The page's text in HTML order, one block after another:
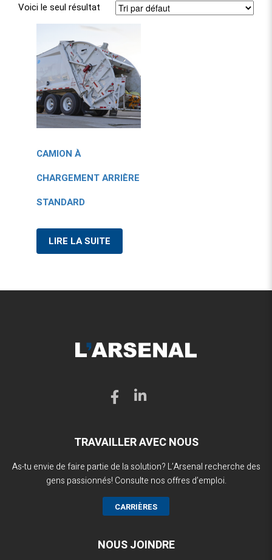
Voici le seul résultat
CAMION À
CHARGEMENT ARRIÈRE
STANDARD
LIRE LA SUITE
TRAVAILLER AVEC NOUS
As-tu envie de faire partie de la solution? L’Arsenal recherche des
gens passionnés! Consulte nos offres d’emploi.
CARRIÈRES
NOUS JOINDRE